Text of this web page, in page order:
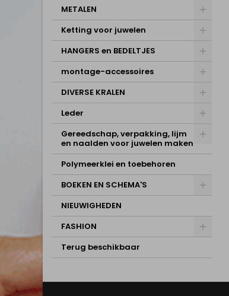
METALEN
Ketting voor juwelen
HANGERS en BEDELTJES
montage-accessoires
DIVERSE KRALEN
Leder
Gereedschap, verpakking, lijm
en naalden voor juwelen maken
Polymeerklei en toebehoren
BOEKEN EN SCHEMA'S
NIEUWIGHEDEN
FASHION
Terug beschikbaar